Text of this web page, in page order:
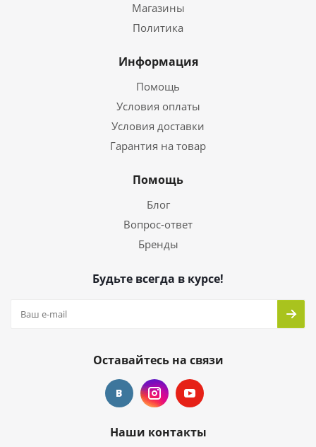
Магазины
Политика
Информация
Помощь
Условия оплаты
Условия доставки
Гарантия на товар
Помощь
Блог
Вопрос-ответ
Бренды
Будьте всегда в курсе!
Оставайтесь на связи
Наши контакты